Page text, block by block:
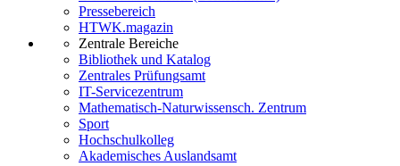
Pressebereich
HTWK.magazin
Zentrale Bereiche
Bibliothek und Katalog
Zentrales Prüfungsamt
IT-Servicezentrum
Mathematisch-Naturwissensch. Zentrum
Sport
Hochschulkolleg
Akademisches Auslandsamt